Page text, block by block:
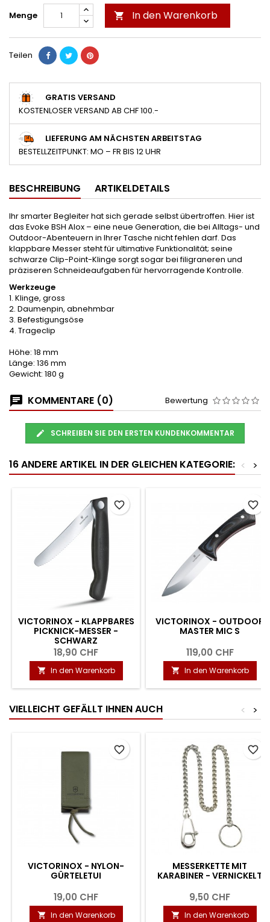
Menge  In den Warenkorb
Teilen
GRATIS VERSAND
KOSTENLOSER VERSAND AB CHF 100.-
LIEFERUNG AM NÄCHSTEN ARBEITSTAG
BESTELLZEITPUNKT: MO – FR BIS 12 UHR
BESCHREIBUNG ARTIKELDETAILS
Ihr smarter Begleiter hat sich gerade selbst übertroffen. Hier ist
das Evoke BSH Alox – eine neue Generation, die bei Alltags- und
Outdoor-Abenteuern in Ihrer Tasche nicht fehlen darf. Das
klappbare Messer steht für ultimative Funktionalität; seine
schwarze Clip-Point-Klinge sorgt sogar bei filigraneren und
präziseren Schneideaufgaben für hervorragende Kontrolle.
Werkzeuge
1. Klinge, gross
2. Daumenpin, abnehmbar
3. Befestigungsöse
4. Trageclip
Höhe: 18 mm
Länge: 136 mm
Gewicht: 180 g
KOMMENTARE (0) Bewertung
SCHREIBEN SIE DEN ERSTEN KUNDENKOMMENTAR
16 ANDERE ARTIKEL IN DER GLEICHEN KATEGORIE: >
<
VICTORINOX - KLAPPBARES
PICKNICK-MESSER -
SCHWARZ
18,90 CHF
 In den Warenkorb
favorite_border
VICTORINOX - OUTDOOR
MASTER MIC S
119,00 CHF
 In den Warenkorb
favorite_border
VIELLEICHT GEFÄLLT IHNEN AUCH >
<
VICTORINOX - NYLON-
GÜRTELETUI
19,00 CHF
 In den Warenkorb
favorite_border
MESSERKETTE MIT
KARABINER - VERNICKELT
9,50 CHF
 In den Warenkorb
favorite_border